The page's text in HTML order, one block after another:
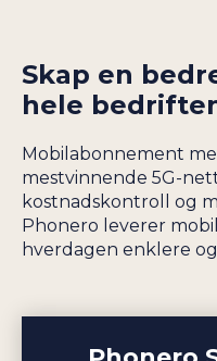
Skap en
hele
Mobilabonnement
mestvinnende 5G-
kostnadskontroll og
Phonero leverer
hverdagen enklere